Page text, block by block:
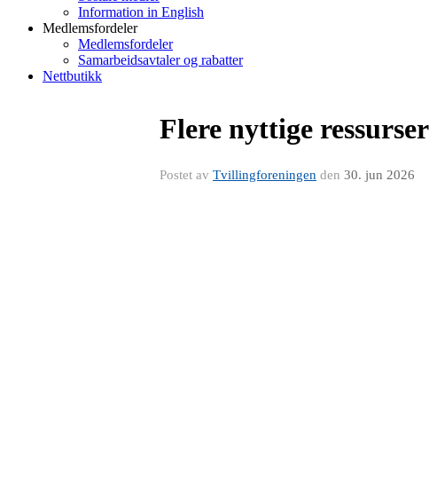
Information in English
Medlemsfordeler
Medlemsfordeler
Samarbeidsavtaler og rabatter
Nettbutikk
Flere nyttige ressurser
Postet av Tvillingforeningen den 30. jun 2026